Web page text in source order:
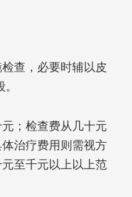
查，必要时辅以皮
；检查费从几十元
治疗费用则需视方
至千元以上以上范